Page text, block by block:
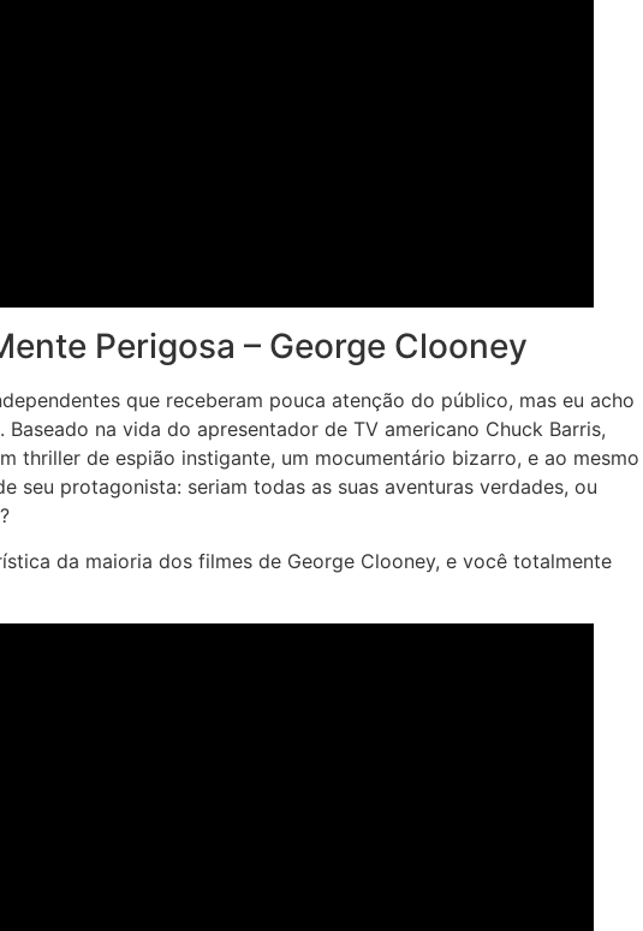
Perigosa – George Clooney
que receberam pouca atenção do público, mas eu acho
na vida do apresentador de TV americano Chuck Barris,
thriller de espião instigante, um mocumentário bizarro, e ao mesmo
seu protagonista: seriam todas as suas aventuras verdades, ou
da maioria dos filmes de George Clooney, e você totalmente